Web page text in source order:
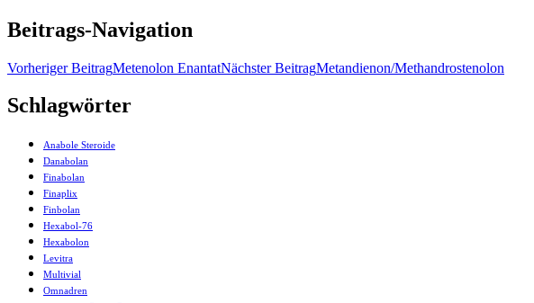
Beitrags-Navigation
Vorheriger BeitragMetenolon EnantatNächster BeitragMetandienon/Methandrostenolon
Schlagwörter
Anabole Steroide
Danabolan
Finabolan
Finaplix
Finbolan
Hexabol-76
Hexabolon
Levitra
Multivial
Omnadren